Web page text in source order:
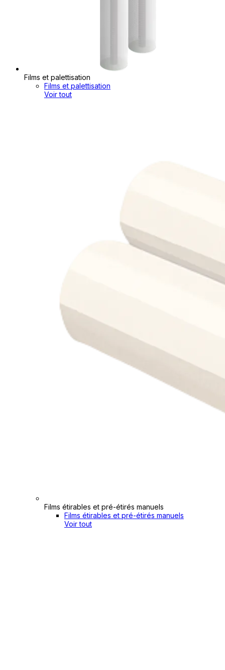
Films et palettisation
Films et palettisation
Voir tout
Films étirables et pré-étirés manuels
Films étirables et pré-étirés manuels
Voir tout